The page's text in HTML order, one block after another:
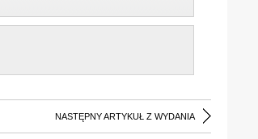
NASTĘPNY ARTYKUŁ Z WYDANIA